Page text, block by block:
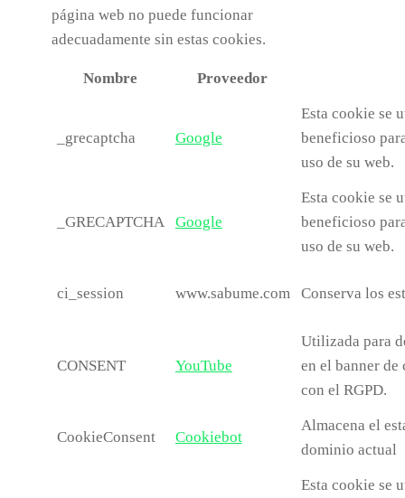
página web no puede funcionar
adecuadamente sin estas cookies.
Nombre Proveedor
_grecaptcha Google
Esta cookie se
beneficioso
uso de su web.
_GRECAPTCHA Google
Esta cookie se
beneficioso
uso de su web.
ci_session www.sabume.com Conserva los
CONSENT YouTube
Utilizada para
en el banner de
con el RGPD.
CookieConsent Cookiebot
Almacena el
dominio actual
Esta cookie se